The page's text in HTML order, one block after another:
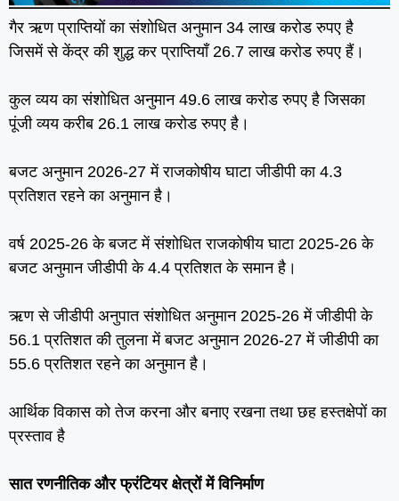
गैर ऋण प्राप्तियों का संशोधित अनुमान 34 लाख करोड रुपए है
जिसमें से केंद्र की शुद्ध कर प्राप्तियाँ 26.7 लाख करोड रुपए हैं।
कुल व्‍यय का संशोधित अनुमान 49.6 लाख करोड रुपए है जिसका
पूंजी व्‍यय करीब 26.1 लाख करोड रुपए है।
बजट अनुमान 2026-27 में राजकोषीय घाटा जीडीपी का 4.3
प्रतिशत रहने का अनुमान है।
वर्ष 2025-26 के बजट में संशोधित राजकोषीय घाटा 2025-26 के
बजट अनुमान जीडीपी के 4.4 प्रतिशत के समान है।
ऋण से जीडीपी अनुपात संशोधित अनुमान 2025-26 में जीडीपी के
56.1 प्रतिशत की तुलना में बजट अनुमान 2026-27 में जीडीपी का
55.6 प्रतिशत रहने का अनुमान है।
आर्थिक विकास को तेज करना और बनाए रखना तथा छह हस्‍तक्षेपों का
प्रस्‍ताव है
सात रणनीतिक और फ्रंटि‍यर क्षेत्रों में विनिर्माण